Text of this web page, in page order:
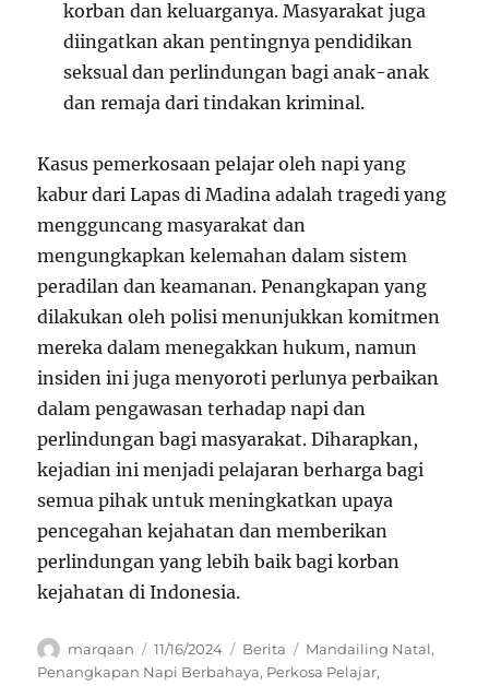
korban dan keluarganya. Masyarakat juga
diingatkan akan pentingnya pendidikan
seksual dan perlindungan bagi anak-anak
dan remaja dari tindakan kriminal.
Kasus pemerkosaan pelajar oleh napi yang
kabur dari Lapas di Madina adalah tragedi yang
mengguncang masyarakat dan
mengungkapkan kelemahan dalam sistem
peradilan dan keamanan. Penangkapan yang
dilakukan oleh polisi menunjukkan komitmen
mereka dalam menegakkan hukum, namun
insiden ini juga menyoroti perlunya perbaikan
dalam pengawasan terhadap napi dan
perlindungan bagi masyarakat. Diharapkan,
kejadian ini menjadi pelajaran berharga bagi
semua pihak untuk meningkatkan upaya
pencegahan kejahatan dan memberikan
perlindungan yang lebih baik bagi korban
kejahatan di Indonesia.
Author
marqaan
Posted
on
11/16/2024 Categories
Berita Tags
Mandailing Natal,
Penangkapan Napi Berbahaya, Perkosa Pelajar,